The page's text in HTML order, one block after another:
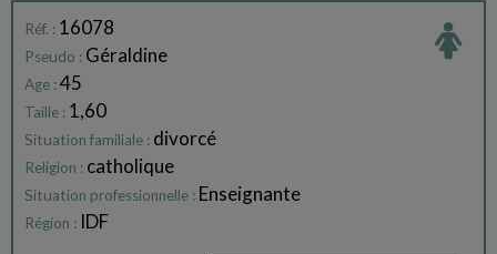
Réf. : 16078
Pseudo : Géraldine
Age :45
Taille : 1,60
Situation familiale : divorcé
Religion : catholique
Situation professionnelle : Enseignante
Région : IDF